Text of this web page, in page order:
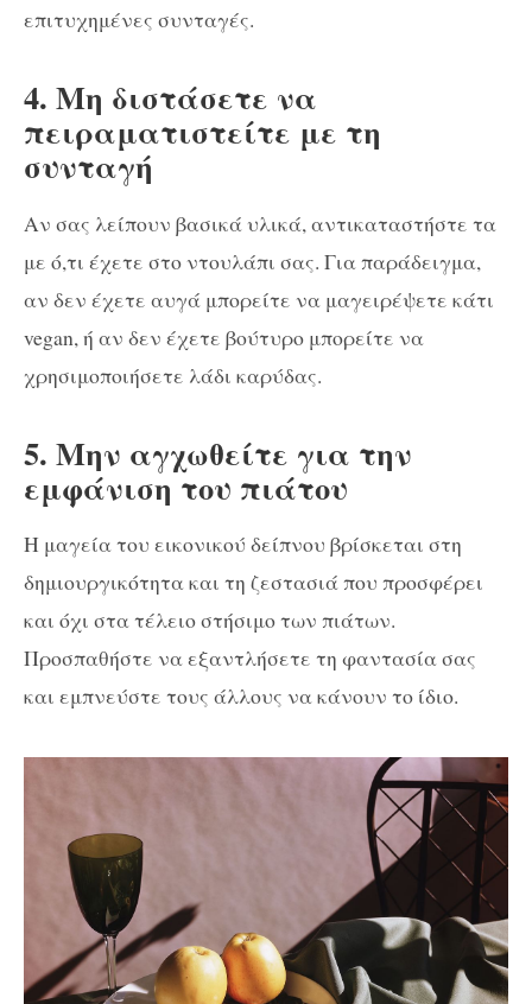
επιτυχημένες συνταγές.
4. Μη διστάσετε να
πειραματιστείτε με τη
συνταγή
Αν σας λείπουν βασικά υλικά, αντικαταστήστε τα
με ό,τι έχετε στο ντουλάπι σας. Για παράδειγμα,
αν δεν έχετε αυγά μπορείτε να μαγειρέψετε κάτι
vegan, ή αν δεν έχετε βούτυρο μπορείτε να
χρησιμοποιήσετε λάδι καρύδας.
5. Μην αγχωθείτε για την
εμφάνιση του πιάτου
Η μαγεία του εικονικού δείπνου βρίσκεται στη
δημιουργικότητα και τη ζεστασιά που προσφέρει
και όχι στα τέλειο στήσιμο των πιάτων.
Προσπαθήστε να εξαντλήσετε τη φαντασία σας
και εμπνεύστε τους άλλους να κάνουν το ίδιο.